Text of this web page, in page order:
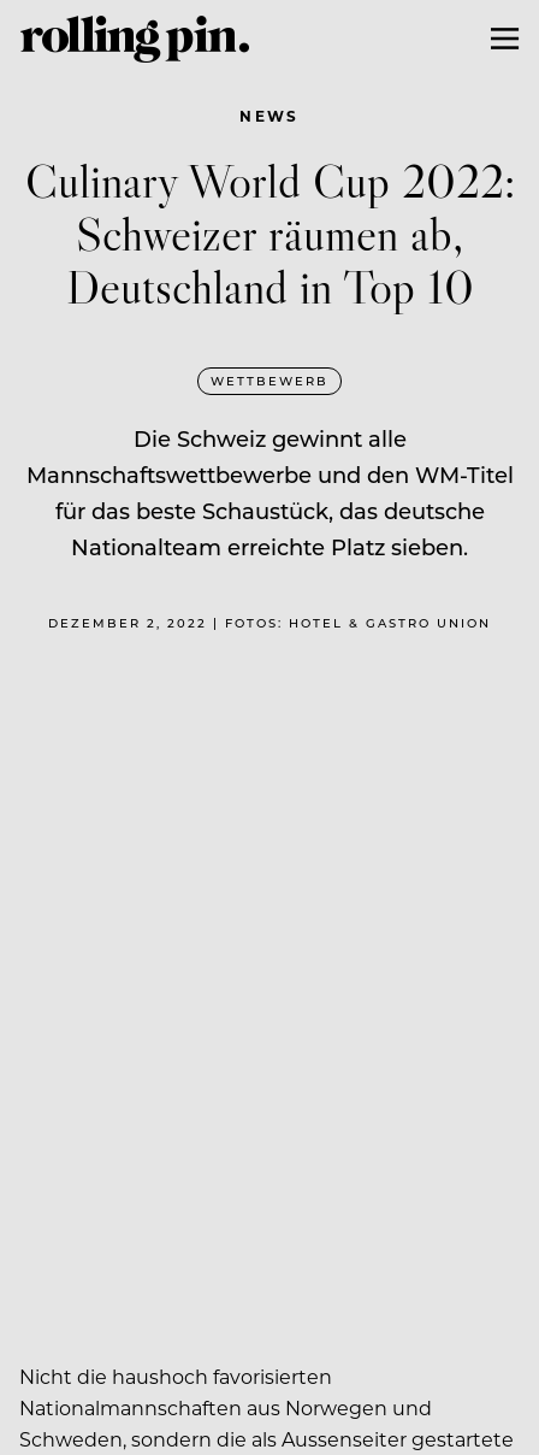
NEWS
Culinary World Cup 2022:
Schweizer räumen ab,
Deutschland in Top 10
WETTBEWERB
Die Schweiz gewinnt alle
Mannschaftswettbewerbe und den WM-Titel
für das beste Schaustück, das deutsche
Nationalteam erreichte Platz sieben.
DEZEMBER 2, 2022 | FOTOS: HOTEL & GASTRO UNION
Nicht die haushoch favorisierten
Nationalmannschaften aus Norwegen und
Schweden, sondern die als Aussenseiter gestartete